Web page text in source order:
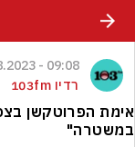
09:08 - 15.08.2023
רדיו 103fm
אימת הפרוטקשן
במשטרה"